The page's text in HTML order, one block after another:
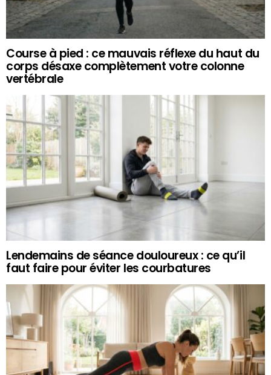
Course à pied : ce mauvais réflexe du haut du
corps désaxe complètement votre colonne
vertébrale
Lendemains de séance douloureux : ce qu’il
faut faire pour éviter les courbatures